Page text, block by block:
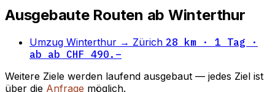
Ausgebaute Routen ab Winterthur
Umzug Winterthur → Zürich 28 km · 1 Tag ·
ab ab CHF 490.–
Weitere Ziele werden laufend ausgebaut — jedes Ziel ist
über die Anfrage möglich.